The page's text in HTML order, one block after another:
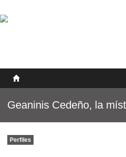
SOBRE NOSOTROS
Geaninis Cedeño, la
Perfiles